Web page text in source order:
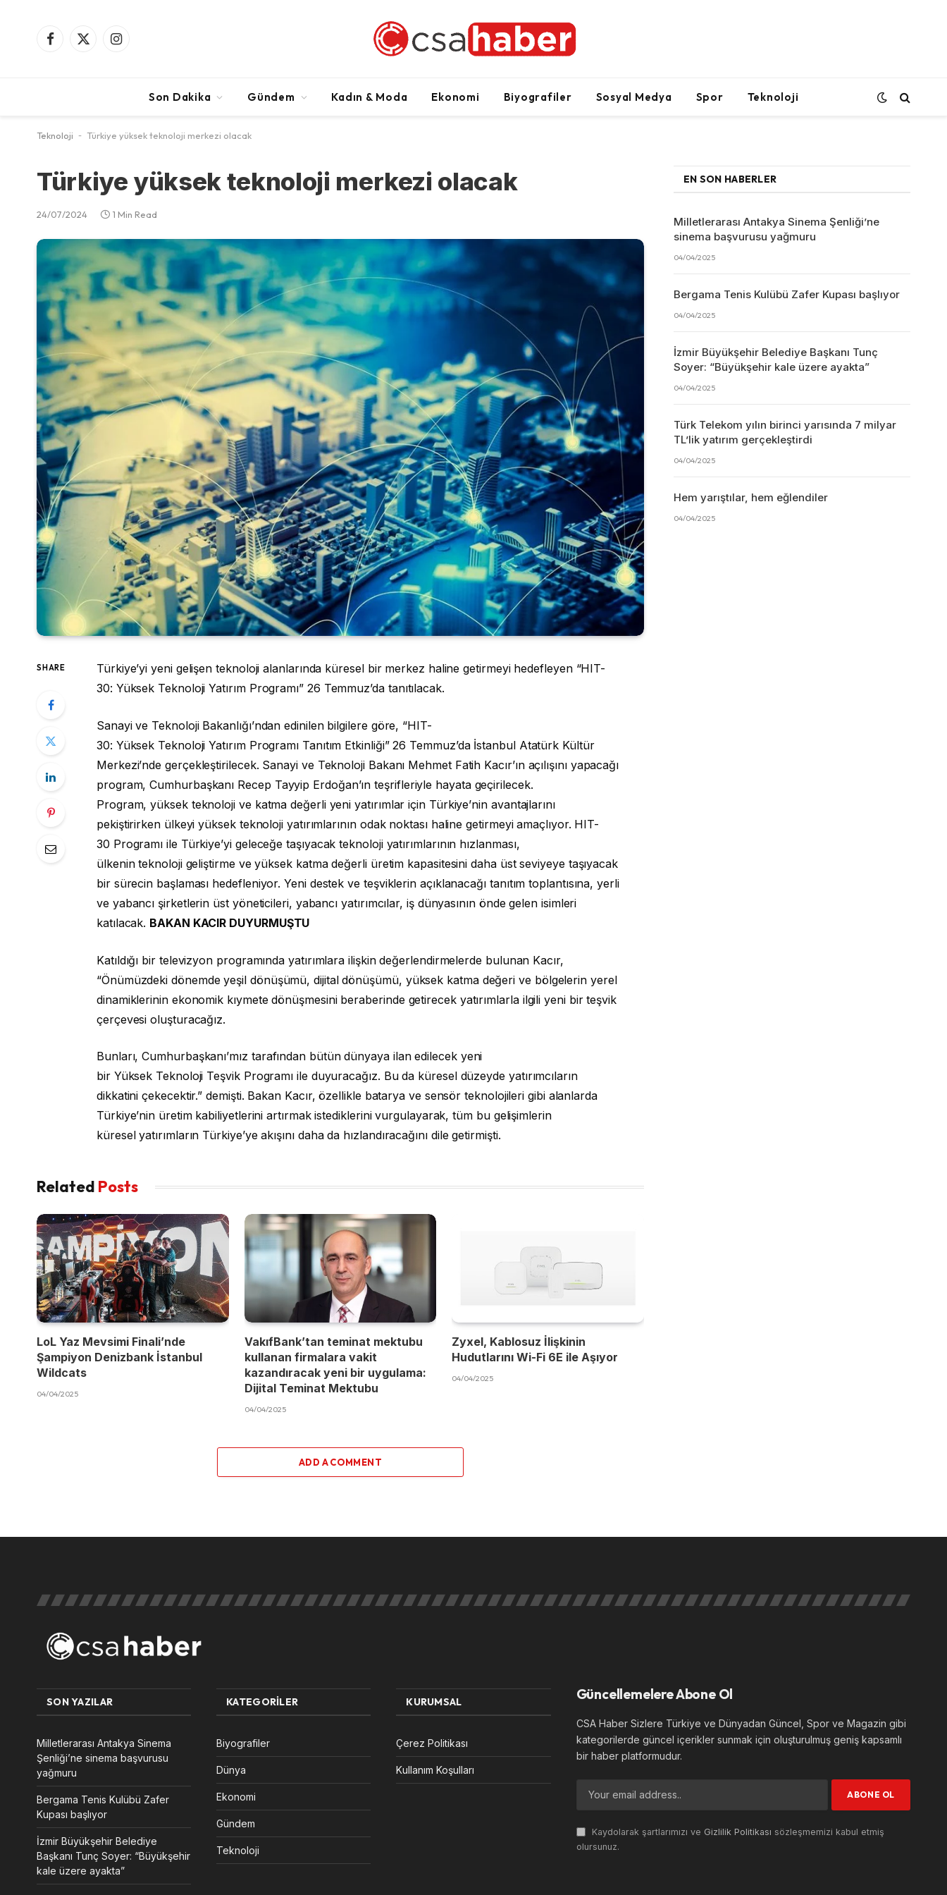
Facebook
X
Instagram
Son Dakika Gündem Kadın & Moda Ekonomi Biyografiler Sosyal Medya Spor Teknoloji
Teknoloji - Türkiye yüksek teknoloji merkezi olacak
Türkiye yüksek teknoloji merkezi olacak
24/07/2024 1 Min Read
SHARE
Türkiye’yi yeni gelişen teknoloji alanlarında küresel bir merkez haline getirmeyi hedefleyen “HIT-
30: Yüksek Teknoloji Yatırım Programı” 26 Temmuz’da tanıtılacak.
Sanayi ve Teknoloji Bakanlığı’ndan edinilen bilgilere göre, “HIT-
30: Yüksek Teknoloji Yatırım Programı Tanıtım Etkinliği” 26 Temmuz’da İstanbul Atatürk Kültür
Merkezi’nde gerçekleştirilecek. Sanayi ve Teknoloji Bakanı Mehmet Fatih Kacır’ın açılışını yapacağı
program, Cumhurbaşkanı Recep Tayyip Erdoğan’ın teşrifleriyle hayata geçirilecek.
Program, yüksek teknoloji ve katma değerli yeni yatırımlar için Türkiye’nin avantajlarını
pekiştirirken ülkeyi yüksek teknoloji yatırımlarının odak noktası haline getirmeyi amaçlıyor. HIT-
30 Programı ile Türkiye’yi geleceğe taşıyacak teknoloji yatırımlarının hızlanması,
ülkenin teknoloji geliştirme ve yüksek katma değerli üretim kapasitesini daha üst seviyeye taşıyacak
bir sürecin başlaması hedefleniyor. Yeni destek ve teşviklerin açıklanacağı tanıtım toplantısına, yerli
ve yabancı şirketlerin üst yöneticileri, yabancı yatırımcılar, iş dünyasının önde gelen isimleri
katılacak. BAKAN KACIR DUYURMUŞTU
Katıldığı bir televizyon programında yatırımlara ilişkin değerlendirmelerde bulunan Kacır,
“Önümüzdeki dönemde yeşil dönüşümü, dijital dönüşümü, yüksek katma değeri ve bölgelerin yerel
dinamiklerinin ekonomik kıymete dönüşmesini beraberinde getirecek yatırımlarla ilgili yeni bir teşvik
çerçevesi oluşturacağız.
Bunları, Cumhurbaşkanı’mız tarafından bütün dünyaya ilan edilecek yeni
bir Yüksek Teknoloji Teşvik Programı ile duyuracağız. Bu da küresel düzeyde yatırımcıların
dikkatini çekecektir.” demişti. Bakan Kacır, özellikle batarya ve sensör teknolojileri gibi alanlarda
Türkiye’nin üretim kabiliyetlerini artırmak istediklerini vurgulayarak, tüm bu gelişimlerin
küresel yatırımların Türkiye’ye akışını daha da hızlandıracağını dile getirmişti.
Related Posts
LoL Yaz Mevsimi Finali’nde
Şampiyon Denizbank İstanbul
Wildcats
04/04/2025
VakıfBank’tan teminat mektubu
kullanan firmalara vakit
kazandıracak yeni bir uygulama:
Dijital Teminat Mektubu
04/04/2025
Zyxel, Kablosuz İlişkinin
Hudutlarını Wi-Fi 6E ile Aşıyor
04/04/2025
ADD A COMMENT
EN SON HABERLER
Milletlerarası Antakya Sinema Şenliği’ne
sinema başvurusu yağmuru
04/04/2025
Bergama Tenis Kulübü Zafer Kupası başlıyor
04/04/2025
İzmir Büyükşehir Belediye Başkanı Tunç
Soyer: “Büyükşehir kale üzere ayakta”
04/04/2025
Türk Telekom yılın birinci yarısında 7 milyar
TL’lik yatırım gerçekleştirdi
04/04/2025
Hem yarıştılar, hem eğlendiler
04/04/2025
SON YAZILAR
Milletlerarası Antakya Sinema
Şenliği’ne sinema başvurusu
yağmuru
Bergama Tenis Kulübü Zafer
Kupası başlıyor
İzmir Büyükşehir Belediye
Başkanı Tunç Soyer: “Büyükşehir
kale üzere ayakta”
KATEGORILER
Biyografiler
Dünya
Ekonomi
Gündem
Teknoloji
KURUMSAL
Çerez Politikası
Kullanım Koşulları
Güncellemelere Abone Ol
CSA Haber Sizlere Türkiye ve Dünyadan Güncel, Spor ve Magazin gibi
kategorilerde güncel içerikler sunmak için oluşturulmuş geniş kapsamlı
bir haber platformudur.
Kaydolarak şartlarımızı ve Gizlilik Politikası sözleşmemizi kabul etmiş
olursunuz.